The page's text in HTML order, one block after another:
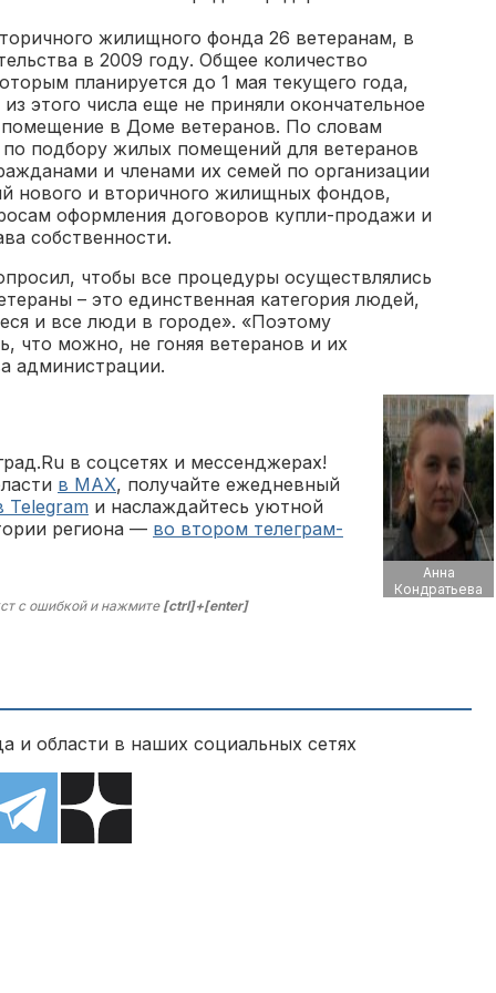
жилищного фонда 26 ветеранам, в
в 2009 году. Общее количество
планируется до 1 мая текущего года,
этого числа еще не приняли окончательное
в Доме ветеранов. По словам
подбору жилых помещений для ветеранов
и членами их семей по организации
нового и вторичного жилищных фондов,
оформления договоров купли-продажи и
собственности.
чтобы все процедуры осуществлялись
– это единственная категория людей,
и все люди в городе». «Поэтому
что можно, не гоняя ветеранов и их
администрации.
Анна
Кондратьева
в соцсетях и мессенджерах!
в MAX, получайте ежедневный
Telegram и наслаждайтесь уютной
региона — во втором телеграм-
с ошибкой и нажмите [ctrl]+[enter]
и области в наших социальных сетях